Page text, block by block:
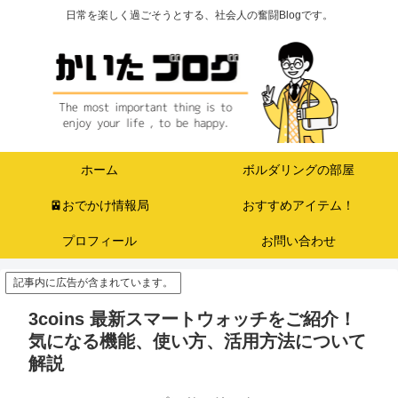
日常を楽しく過ごそうとする、社会人の奮闘Blogです。
ホーム ボルダリングの部屋
🚈おでかけ情報局 おすすめアイテム！
プロフィール お問い合わせ
記事内に広告が含まれています。
3coins 最新スマートウォッチをご紹介！
気になる機能、使い方、活用方法について
解説